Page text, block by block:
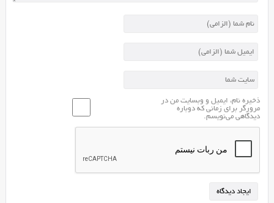
ذخیره نام، ایمیل و وبسایت من در
مرورگر برای زمانی که دوباره
دیدگاهی می‌نویسم.